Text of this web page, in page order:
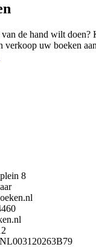
de hand wilt doen?
verkoop uw boeken
8